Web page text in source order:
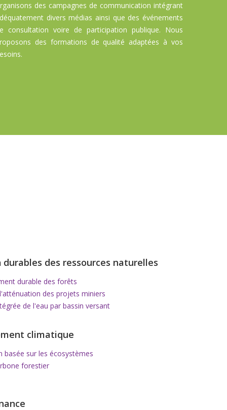
des campagnes de communication intégrant
divers médias ainsi que des événements
consultation voire de participation publique. Nous
des formations de qualité adaptées à vos
durables des ressources naturelles
durable des forêts
des projets miniers
de l'eau par bassin versant
climatique
basée sur les écosystèmes
forestier